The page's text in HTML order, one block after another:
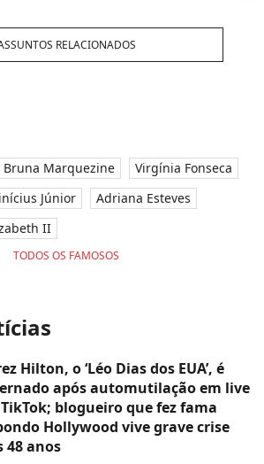
RELACIONADOS
Bruna Marquezine
Virgínia Fonseca
Júnior
Adriana Esteves
II
TODOS OS FAMOSOS
Hilton, o ‘Léo Dias dos EUA’, é
após automutilação em live
blogueiro que fez fama
Hollywood vive grave crise
48 anos